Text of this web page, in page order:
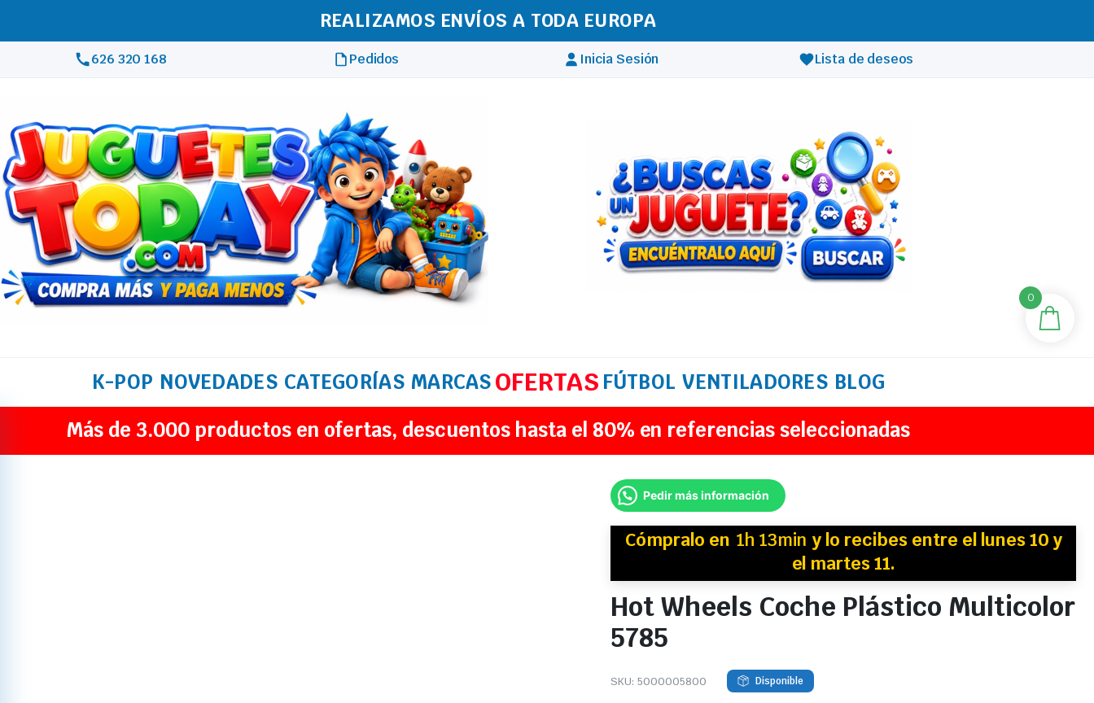
REALIZAMOS ENVÍOS A TODA EUROPA
626 320 168 Pedidos Inicia Sesión Lista de deseos
K-POP NOVEDADES CATEGORÍAS MARCASOFERTAS FÚTBOL VENTILADORES BLOG
Más de 3.000 productos en ofertas, descuentos hasta el 80% en referencias seleccionadas
Pedir más información
Cómpralo en 1h 13min y lo recibes entre el lunes 10 y
el martes 11.
Hot Wheels Coche Plástico Multicolor
5785
SKU: 5000005800 Disponible
0